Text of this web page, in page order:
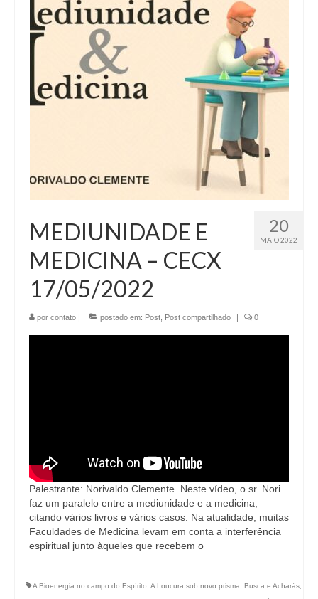
Contato
20
MAIO 2022
MEDIUNIDADE E
MEDICINA – CECX
17/05/2022
por contato | postado em: Post Post compartilhado | 0
Palestrante: Norivaldo Clemente. Neste vídeo, o sr. Nori
faz um paralelo entre a mediunidade e a medicina,
citando vários livros e vários casos. Na atualidade, muitas
Faculdades de Medicina levam em conta a interferência
espiritual junto àqueles que recebem o
A Bioenergia no campo do Espírito A Loucura sob novo prisma Busca e Acharás